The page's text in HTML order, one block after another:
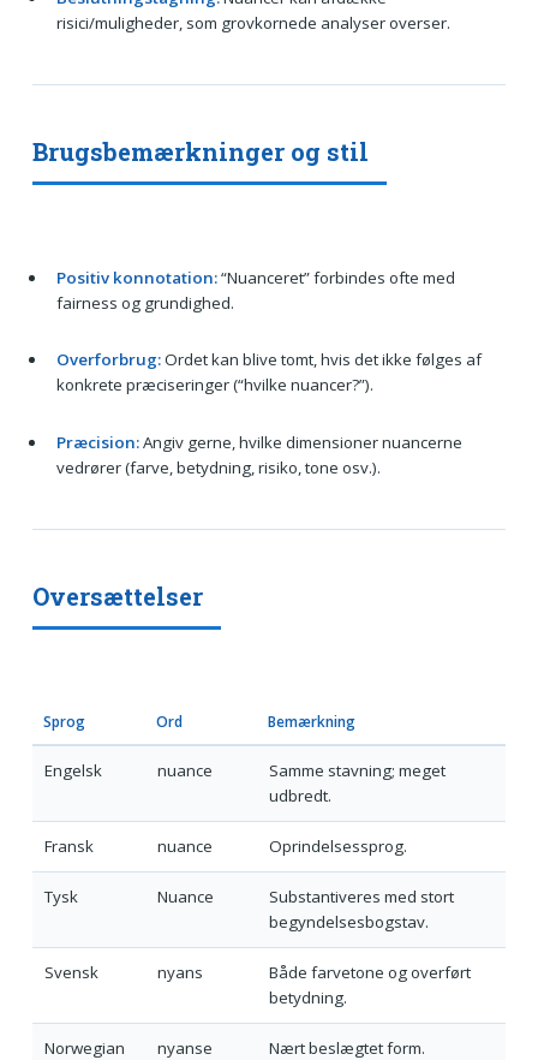
risici/muligheder, som grovkornede analyser overser.
Brugsbemærkninger og stil
Positiv konnotation:“Nuanceret” forbindes ofte med
fairness og grundighed.
Overforbrug:Ordet kan blive tomt, hvis det ikke følges af
konkrete præciseringer (“hvilke nuancer?”).
Præcision:Angiv gerne, hvilke dimensioner nuancerne
vedrører (farve, betydning, risiko, tone osv.).
Oversættelser
Sprog Ord Bemærkning
Engelsk nuance
Samme stavning; meget
udbredt.
Fransk nuance Oprindelsessprog.
Tysk Nuance
Substantiveres med stort
begyndelsesbogstav.
Svensk nyans
Både farvetone og overført
betydning.
Norwegian
nyanse Nært beslægtet form.